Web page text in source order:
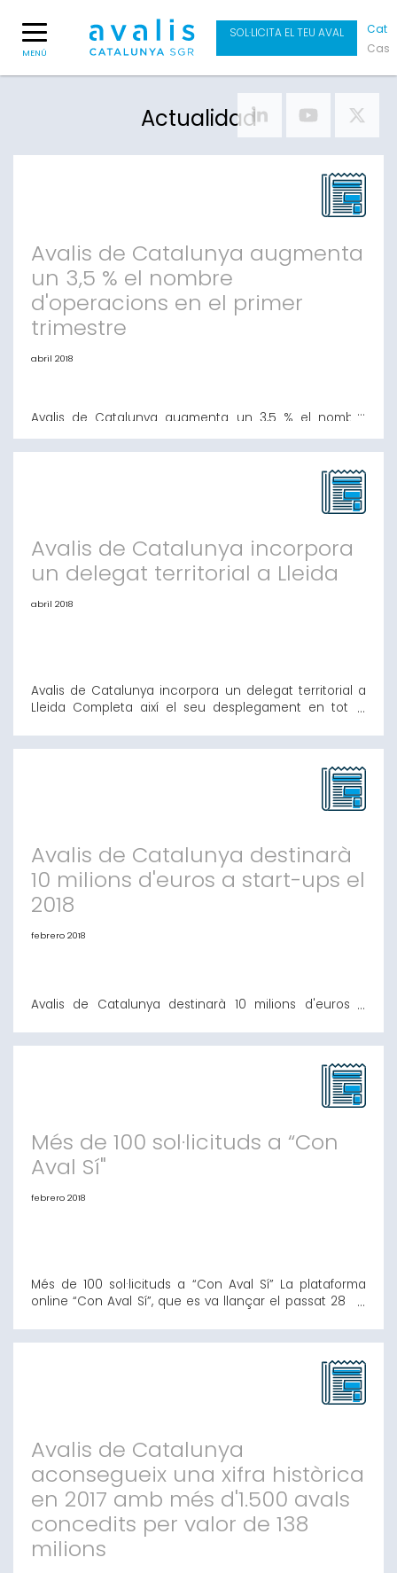
MENÚ
SOL·LICITA EL TEU AVAL
Cat
Cas
Actualidad
Avalis de Catalunya augmenta
un 3,5 % el nombre
d'operacions en el primer
trimestre
abril 2018
Avalis de Catalunya augmenta un 3,5 % el nombre
fins a març avalis per valor de més de 25,7 milions
d'euros Avalis aposta per les start-ups amb la
formalització de set operacions per valor de 1’7 milions
d'euros. Barcelona, 19 d'abril de 2018.- Avalis de
Avalis de Catalunya incorpora
un delegat territorial a Lleida
abril 2018
Avalis de Catalunya incorpora un delegat territorial a
Lleida Completa així el seu desplegament en tot el
major proximitat Barcelona, 19 d'abril de 2018.- Avalis
acaba d'incorporar un delegat a Lleida, completant
Avalis de Catalunya destinarà
10 milions d'euros a start-ups el
2018
febrero 2018
Avalis de Catalunya destinarà 10 milions d'euros a
amb un alt potencial de creixement, però amb
recorregut Barcelona, 22 de febrer de 2018.- Avalis de
Catalunya, Societat de Garantia Recíproca, ha decidit
Més de 100 sol·licituds a “Con
Aval Sí"
febrero 2018
Més de 100 sol·licituds a “Con Aval Sí” La plataforma
online “Con Aval Sí”, que es va llançar el passat 28 de
100 sol·licituds. El portal continua operatiu i a disposició
finançament. “Con Aval Sí” representa una clara
Avalis de Catalunya
aconsegueix una xifra històrica
en 2017 amb més d'1.500 avals
concedits per valor de 138
milions